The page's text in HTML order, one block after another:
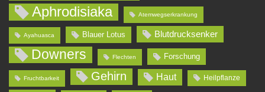
Aphrodisiaka Atemwegserkrankung
Ayahuasca Blauer Lotus Blutdrucksenker
Downers Flechten Forschung
Fruchtbarkeit Gehirn Haut Heilpflanze